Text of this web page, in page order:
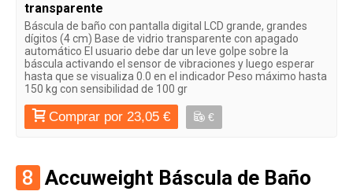
transparente
Báscula de baño con pantalla digital LCD grande, grandes
dígitos (4 cm) Base de vidrio transparente con apagado
automático El usuario debe dar un leve golpe sobre la
báscula activando el sensor de vibraciones y luego esperar
hasta que se visualiza 0.0 en el indicador Peso máximo hasta
150 kg con sensibilidad de 100 gr
Comprar por 23,05 € €
8 Accuweight Báscula de Baño